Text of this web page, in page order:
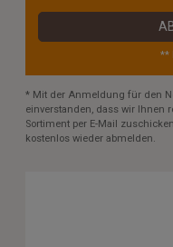
**
* Mit der Anmeldung für den
einverstanden, dass wir Ihnen
Sortiment per E-Mail
kostenlos wieder abmelden.